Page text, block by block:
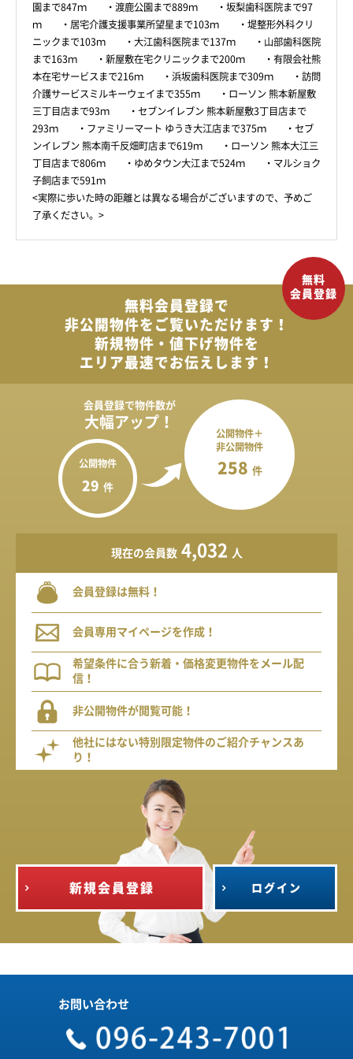
園まで847ｍ ・渡鹿公園まで889ｍ ・坂梨歯科医院まで97
ｍ ・居宅介護支援事業所望星まで103ｍ ・堤整形外科クリ
ニックまで103ｍ ・大江歯科医院まで137ｍ ・山部歯科医院
まで163ｍ ・新屋敷在宅クリニックまで200ｍ ・有限会社熊
本在宅サービスまで216ｍ ・浜坂歯科医院まで309ｍ ・訪問
介護サービスミルキーウェイまで355ｍ ・ローソン 熊本新屋敷
三丁目店まで93ｍ ・セブンイレブン 熊本新屋敷3丁目店まで
293ｍ ・ファミリーマート ゆうき大江店まで375ｍ ・セブ
ンイレブン 熊本南千反畑町店まで619ｍ ・ローソン 熊本大江三
丁目店まで806ｍ ・ゆめタウン大江まで524ｍ ・マルショク
子飼店まで591ｍ
<実際に歩いた時の距離とは異なる場合がございますので、予めご
了承ください。>
無料会員登録で
非公開物件を ご覧いただけます！
新規物件・値下げ物件を
エリア最速でお伝えします！
会員登録で物件数が
大幅アップ！
公開物件
29 件
公開物件＋
非公開物件
258 件
現在の会員数 4,032 人
会員登録は無料！
会員専用マイページを作成！
希望条件に合う新着・価格変更物件をメール配
信！
非公開物件が閲覧可能！
他社にはない特別限定物件のご紹介チャンスあ
り！
新規会員登録 ログイン
お問い合わせ